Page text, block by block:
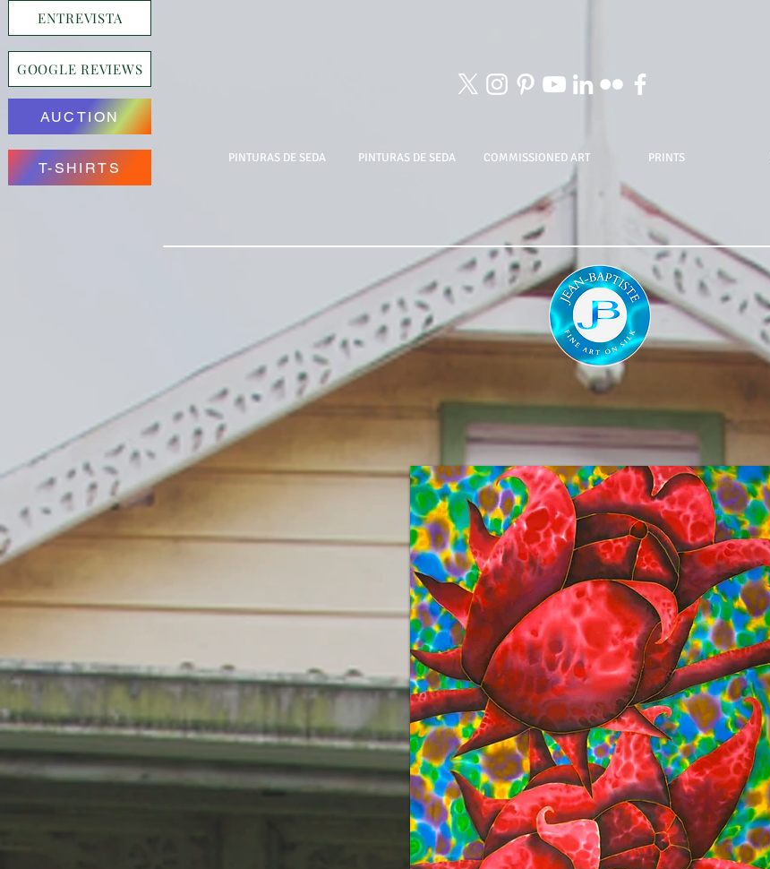
ENTREVISTA
GOOGLE REVIEWS
AUCTION
T-SHIRTS
PINTURAS DE SEDA PINTURAS DE SEDA COMMISSIONED ART PRINTS